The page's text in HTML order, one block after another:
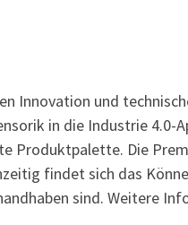
Innovation und
in die Industrie 4.0-
Produktpalette. Die
findet sich das
sind. Weitere